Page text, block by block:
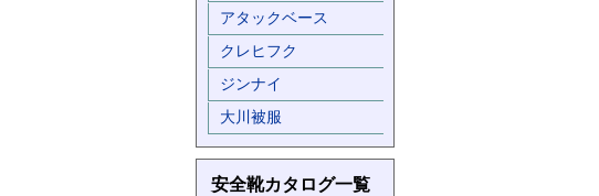
アタックベース
クレヒフク
ジンナイ
大川被服
安全靴カタログ一覧